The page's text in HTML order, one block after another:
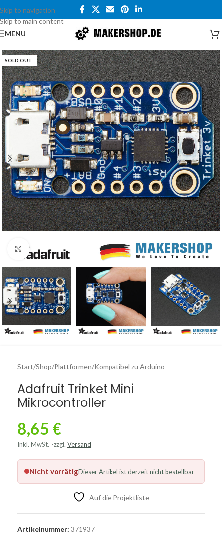
Skip to navigation
Skip to main content
MENU
SOLD OUT
Click to enlarge
Start/Shop/Plattformen/Kompatibel zu Arduino
Adafruit Trinket Mini
Mikrocontroller
8,65 €
Inkl. MwSt. zzgl. Versand
Nicht vorrätigDieser Artikel ist derzeit nicht bestellbar
Auf die Projektliste
Artikelnummer: 371937